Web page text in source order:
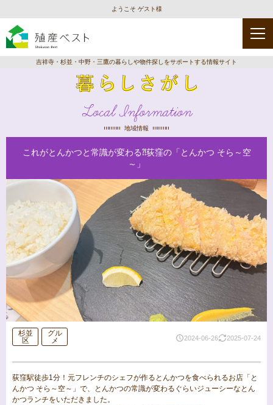
ようこそ ゲスト様
吉祥寺・杉並・中野・三鷹の暮らしや物件探しをサポートする情報サイト
Local Information
地域情報
これがとんかつと常識が変わる⁈荻窪の「とんかつ そら～空
～」
杉並
区
グル
メ
2024-06-26 2025-07-24
荻窪駅徒歩1分！元フレンチのシェフが作るとんかつを食べられるお店「と
んかつ そら～空～」で、とんかつの常識が変わるぐらいジューシーなとん
かつランチをいただきました。